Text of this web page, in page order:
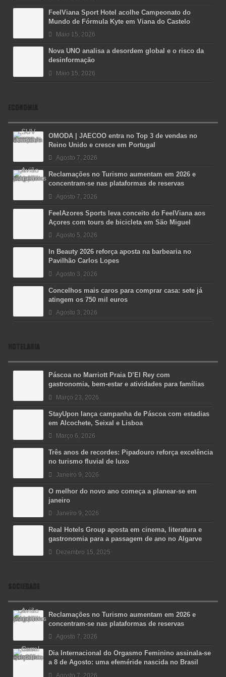
FeelViana Sport Hotel acolhe Campeonato do
Mundo de Fórmula Kyte em Viana do Castelo
Maio 15, 2026
Nova UNO analisa a desordem global e o risco da
desinformação
Maio 15, 2026
ECONOMIA
OMODA | JAECOO entra no Top 3 de vendas no
Reino Unido e cresce em Portugal
Agosto 7, 2026
Reclamações no Turismo aumentam em 2026 e
concentram-se nas plataformas de reservas
Agosto 7, 2026
FeelAzores Sports leva conceito do FeelViana aos
Açores com tours de bicicleta em São Miguel
Agosto 5, 2026
In Beauty 2026 reforça aposta na barbearia no
Pavilhão Carlos Lopes
Agosto 3, 2026
Concelhos mais caros para comprar casa: sete já
atingem os 750 mil euros
Agosto 3, 2026
HOTELARIA
Páscoa no Marriott Praia D’El Rey com
gastronomia, bem-estar e atividades para famílias
Março 23, 2026
StayUpon lança campanha de Páscoa com estadias
em Alcochete, Seixal e Lisboa
Março 6, 2026
Três anos de recordes: Pipadouro reforça excelência
no turismo fluvial de luxo
Janeiro 9, 2026
O melhor do novo ano começa a planear-se em
janeiro
Janeiro 9, 2026
Real Hotels Group aposta em cinema, literatura e
gastronomia para a passagem de ano no Algarve
Dezembro 15, 2025
SOCIEDADE
Reclamações no Turismo aumentam em 2026 e
concentram-se nas plataformas de reservas
Agosto 7, 2026
Dia Internacional do Orgasmo Feminino assinala-se
a 8 de Agosto: uma efeméride nascida no Brasil
Agosto 7, 2026